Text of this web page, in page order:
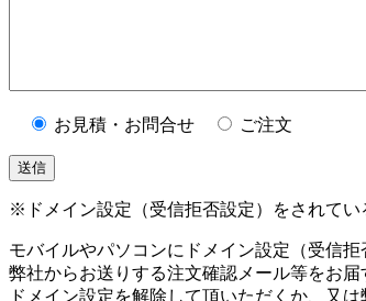
お見積・お問合せ ご注文
※ドメイン設定（受信拒否設定）をされてい
モバイルやパソコンにドメイン設定（受信拒
弊社からお送りする注文確認メール等をお届
ドメイン設定を解除して頂いただくか、又